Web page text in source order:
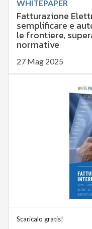
WHITEPAPER
Fatturazione
semplificare e
le frontiere,
normative
27 Mag 2025
Scaricalo gratis!